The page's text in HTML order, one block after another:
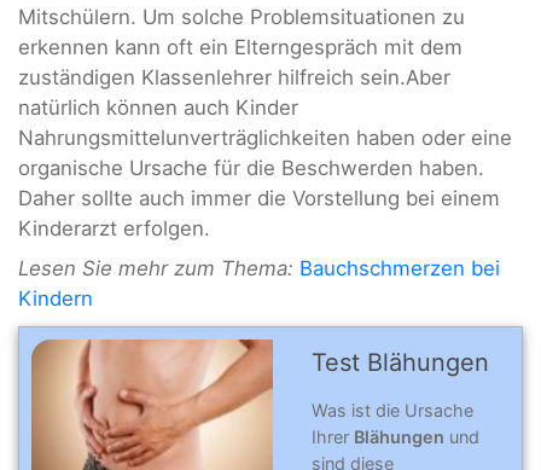
Mitschülern. Um solche Problemsituationen zu
erkennen kann oft ein Elterngespräch mit dem
zuständigen Klassenlehrer hilfreich sein.Aber
natürlich können auch Kinder
Nahrungsmittelunverträglichkeiten haben oder eine
organische Ursache für die Beschwerden haben.
Daher sollte auch immer die Vorstellung bei einem
Kinderarzt erfolgen.
Lesen Sie mehr zum Thema: Bauchschmerzen bei
Kindern
Test Blähungen
Was ist die Ursache
Ihrer Blähungen und
sind diese